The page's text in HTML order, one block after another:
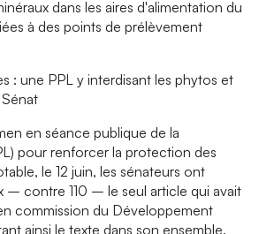
dans les aires d'alimentation du
à des points de prélèvement
: une PPL y interdisant les phytos et
en séance publique de la
pour renforcer la protection des
le 12 juin, les sénateurs ont
– contre 110 – le seul article qui avait
commission du Développement
ainsi le texte dans son ensemble.